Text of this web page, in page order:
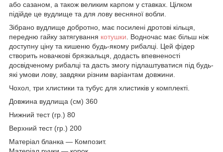
або сазаном, а також великим карпом у ставках. Цілком
підійде це вудлище та для лову весняної вобли.
Зібрано вудлище добротно, має посилені дротові кільця,
передню гайку затягування котушки. Водночас має більш ніж
доступну ціну та кишеню будь-якому рибалці. Цей фідер
створить новачкові брязкальця, додасть впевненості
досвідченому рибалці та дасть змогу підлаштуватися під будь-
які умови лову, завдяки різним варіантам довжини.
Чохол, три хлистики та тубус для хлистиків у комплекті.
Довжина вудлища (см) 360
Нижний тест (гр.) 80
Верхний тест (гр.) 200
Матеріал бланка — Композит.